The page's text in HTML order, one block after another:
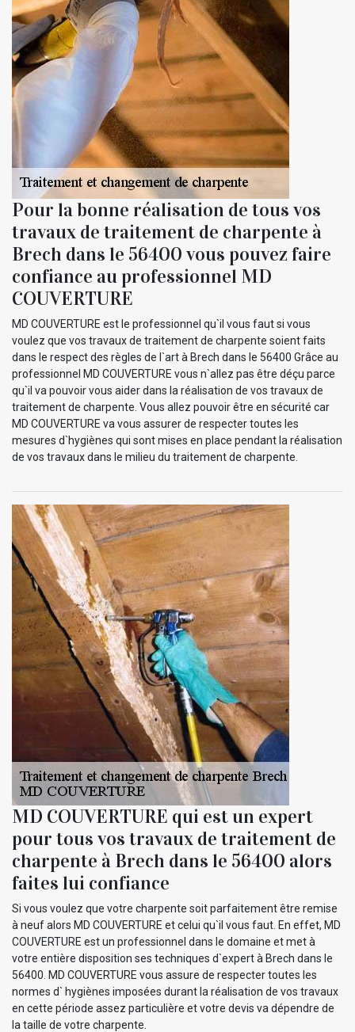
Pour la bonne réalisation de tous vos
travaux de traitement de charpente à
Brech dans le 56400 vous pouvez faire
confiance au professionnel MD
COUVERTURE
MD COUVERTURE est le professionnel qu`il vous faut si vous
voulez que vos travaux de traitement de charpente soient faits
dans le respect des règles de l`art à Brech dans le 56400 Grâce au
professionnel MD COUVERTURE vous n`allez pas être déçu parce
qu`il va pouvoir vous aider dans la réalisation de vos travaux de
traitement de charpente. Vous allez pouvoir être en sécurité car
MD COUVERTURE va vous assurer de respecter toutes les
mesures d`hygiènes qui sont mises en place pendant la réalisation
de vos travaux dans le milieu du traitement de charpente.
MD COUVERTURE qui est un expert
pour tous vos travaux de traitement de
charpente à Brech dans le 56400 alors
faites lui confiance
Si vous voulez que votre charpente soit parfaitement être remise
à neuf alors MD COUVERTURE et celui qu`il vous faut. En effet, MD
COUVERTURE est un professionnel dans le domaine et met à
votre entière disposition ses techniques d`expert à Brech dans le
56400. MD COUVERTURE vous assure de respecter toutes les
normes d` hygiènes imposées durant la réalisation de vos travaux
en cette période assez particulière et votre devis va dépendre de
la taille de votre charpente.